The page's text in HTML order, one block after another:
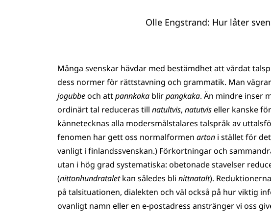
Olle Engstrand: Hur låter
Många svenskar hävdar med bestämdhet att vårdat
dess normer för rättstavning och grammatik. Man
jogubbeoch attpannkaka blirpangkaka. Än mindre inser
ordinärt tal reduceras till natultvis, natutviseller kanske
kännetecknas alla modersmålstalares talspråk av
fenomen har gett oss normalformen arton i stället för
vanligt i finlandssvenskan.) Förkortningar och
utan i hög grad systematiska: obetonade stavelser
(nittonhundrataletkan således bli nittnatalt).
på talsituationen, dialekten och väl också på hur viktig
ovanligt namn eller en e-postadress anstränger vi oss